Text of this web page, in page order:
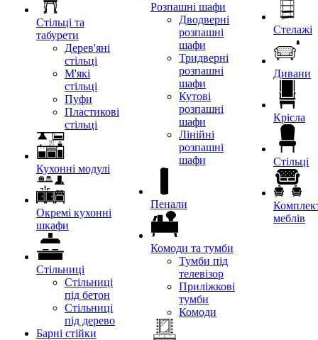
Стільці та
табурети
Дерев'яні
стільці
М'які
стільці
Пуфи
Пластикові
стільці
Кухонні модулі
Окремі кухонні
шкафи
Стільниці
Стільниці
під бетон
Стільниці
під дерево
Барні стійки
Розпашні шафи
Дводверні
розпашні
шафи
Тридверні
розпашні
шафи
Кутові
розпашні
шафи
Лінійні
розпашні
шафи
Пенали
Комоди та тумби
Тумби під
телевізор
Приліжкові
тумби
Комоди
Стелажі
Дивани
Крісла
Стільці
меблів